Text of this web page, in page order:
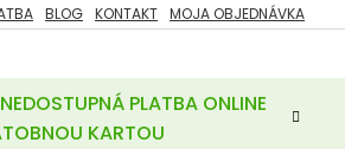
PLATBA ONLINE
KARTOU
BLOG KONTAKT MOJA OBJEDNÁVKA